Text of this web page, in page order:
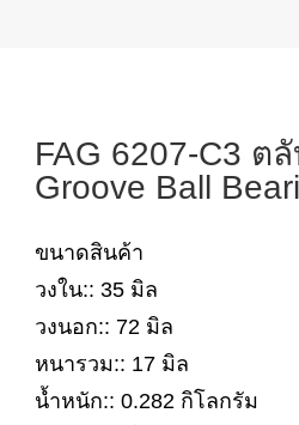
FAG 6207-C3 ต
Groove Ball
ขนาดสินค้า
วงใน:: 35 มิล
วงนอก:: 72 มิล
หนารวม:: 17 มิล
น้ำหนัก:: 0.282 กิโลกรัม